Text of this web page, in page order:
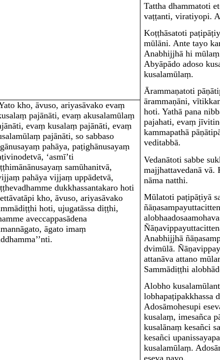
Tattha dhammatoti
vaṭṭanti, viratiyopi.
Koṭṭhāsatoti
mūlāni. Ante tayo
Anabhijjhā hi
Abyāpādo adoso
kusalamūlaṃ.
Ārammaṇatoti
ārammaṇāni,
hoti. Yathā pana
pajahati, evaṃ
kammapathā
veditabbā.
Vedanātoti sabbe
majjhattavedanā vā.
nāma natthi.
Mūlatoti paṭipāṭiyā
Anabhijjhā
dvimūlā.
attanāva attano
Sammādiṭṭhi
Alobho kusalamūla
lobhapaṭipakkhassa
Adosāmohesupi
kusalaṃ, imesañca
kusalānaṃ kesañci
kesañci
kusalamūlaṃ.
kho, āvuso, ariyasāvako evaṃ
pajānāti, evaṃ akusalamūlaṃ
evaṃ kusalaṃ pajānāti, evaṃ
pajānāti, so sabbaso
pahāya, paṭighānusayaṃ
‘asmī’ti
samūhanitvā,
pahāya vijjaṃ uppādetvā,
dukkhassantakaro hoti
kho, āvuso, ariyasāvako
hoti, ujugatāssa diṭṭhi,
aveccappasādena
āgato imaṃ